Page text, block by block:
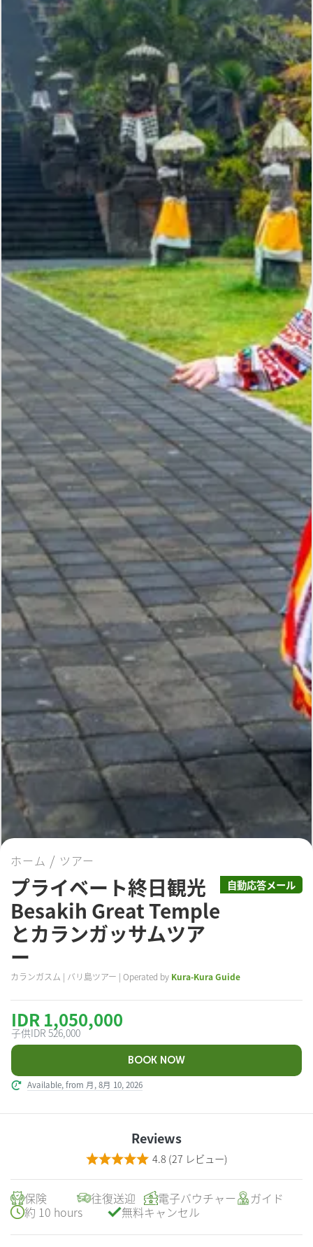
ホーム ツアー
プライベート終日観光
Besakih Great Temple
とカランガッサムツア
ー
自動応答メール
カランガスム | バリ島ツアー | Operated by Kura-Kura Guide
保険 往復送迎 電子バウチャー
ガイド
約 10 hours
無料キャンセル
IDR 1,050,000
子供IDR 526,000
Available, from 月, 8月 10, 2026
Reviews
4.8 (27 レビュー)